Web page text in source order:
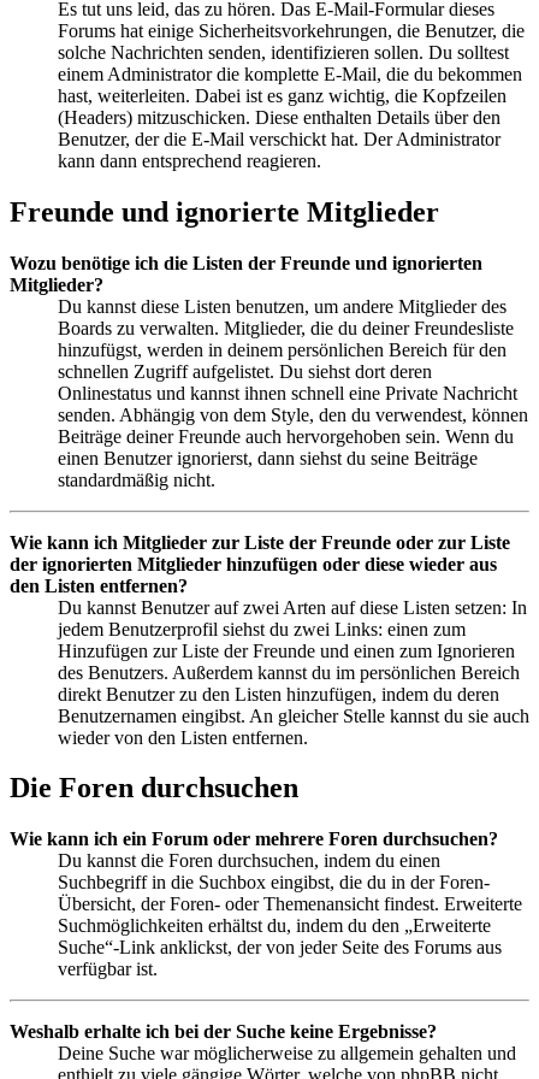
Es tut uns leid, das zu hören. Das E-Mail-Formular dieses
Forums hat einige Sicherheitsvorkehrungen, die Benutzer, die
solche Nachrichten senden, identifizieren sollen. Du solltest
einem Administrator die komplette E-Mail, die du bekommen
hast, weiterleiten. Dabei ist es ganz wichtig, die Kopfzeilen
(Headers) mitzuschicken. Diese enthalten Details über den
Benutzer, der die E-Mail verschickt hat. Der Administrator
kann dann entsprechend reagieren.
Freunde und ignorierte Mitglieder
Wozu benötige ich die Listen der Freunde und ignorierten
Mitglieder?
Du kannst diese Listen benutzen, um andere Mitglieder des
Boards zu verwalten. Mitglieder, die du deiner Freundesliste
hinzufügst, werden in deinem persönlichen Bereich für den
schnellen Zugriff aufgelistet. Du siehst dort deren
Onlinestatus und kannst ihnen schnell eine Private Nachricht
senden. Abhängig von dem Style, den du verwendest, können
Beiträge deiner Freunde auch hervorgehoben sein. Wenn du
einen Benutzer ignorierst, dann siehst du seine Beiträge
standardmäßig nicht.
Wie kann ich Mitglieder zur Liste der Freunde oder zur Liste
der ignorierten Mitglieder hinzufügen oder diese wieder aus
den Listen entfernen?
Du kannst Benutzer auf zwei Arten auf diese Listen setzen: In
jedem Benutzerprofil siehst du zwei Links: einen zum
Hinzufügen zur Liste der Freunde und einen zum Ignorieren
des Benutzers. Außerdem kannst du im persönlichen Bereich
direkt Benutzer zu den Listen hinzufügen, indem du deren
Benutzernamen eingibst. An gleicher Stelle kannst du sie auch
wieder von den Listen entfernen.
Die Foren durchsuchen
Wie kann ich ein Forum oder mehrere Foren durchsuchen?
Du kannst die Foren durchsuchen, indem du einen
Suchbegriff in die Suchbox eingibst, die du in der Foren-
Übersicht, der Foren- oder Themenansicht findest. Erweiterte
Suchmöglichkeiten erhältst du, indem du den „Erweiterte
Suche“-Link anklickst, der von jeder Seite des Forums aus
verfügbar ist.
Weshalb erhalte ich bei der Suche keine Ergebnisse?
Deine Suche war möglicherweise zu allgemein gehalten und